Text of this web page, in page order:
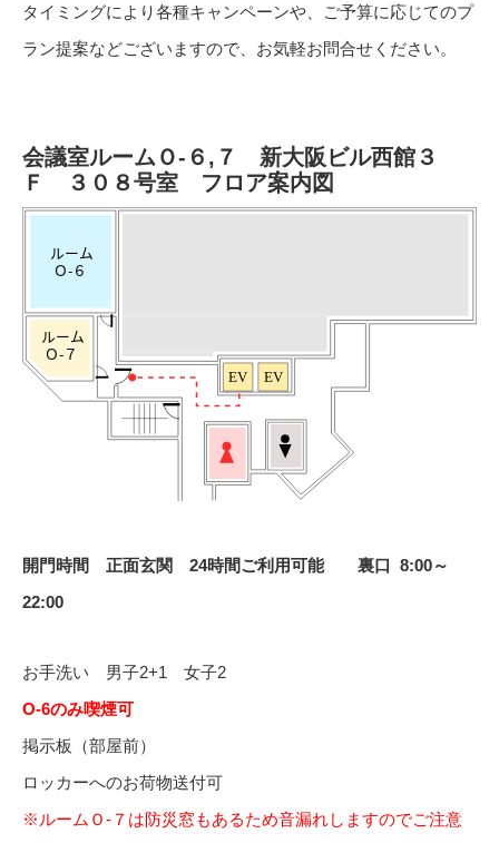
タイミングにより各種キャンペーンや、ご予算に応じてのプ
ラン提案などございますので、お気軽お問合せください。
会議室ルームＯ-６,７ 新大阪ビル西館３
Ｆ ３０８号室 フロア案内図
開門時間 正面玄関 24時間ご利用可能 裏口 8:00～
22:00
お手洗い 男子2+1 女子2
O-6のみ喫煙可
掲示板（部屋前）
ロッカーへのお荷物送付可
※ルームＯ-７は防災窓もあるため音漏れしますのでご注意